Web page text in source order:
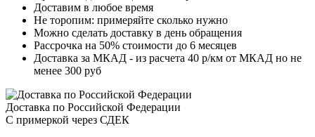
Доставим в любое время
Не торопим: примеряйте сколько нужно
Можно сделать доставку в день обращения
Рассрочка на 50% стоимости до 6 месяцев
Доставка за МКАД - из расчета 40 р/км от МКАД но не
менее 300 руб
Доставка по Российской Федерации
С примеркой через СДЕК